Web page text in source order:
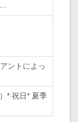
ントによっ
* 祝日* 夏季